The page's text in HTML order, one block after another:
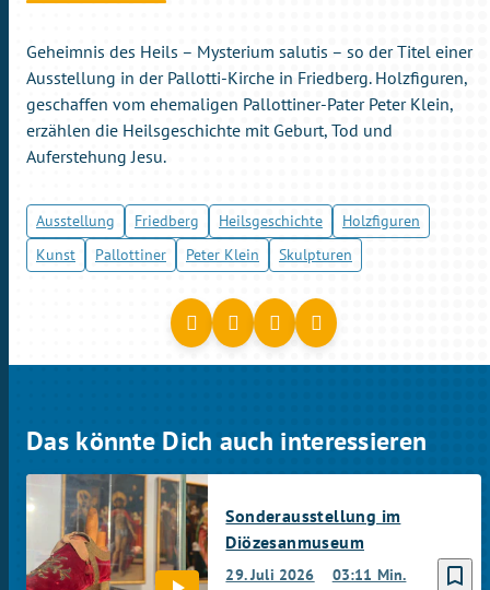
Geheimnis des Heils – Mysterium salutis – so der Titel einer
Ausstellung in der Pallotti-Kirche in Friedberg. Holzfiguren,
geschaffen vom ehemaligen Pallottiner-Pater Peter Klein,
erzählen die Heilsgeschichte mit Geburt, Tod und
Auferstehung Jesu.
Ausstellung Friedberg Heilsgeschichte
Holzfiguren
Kunst
Pallottiner Peter Klein Skulpturen
Das könnte Dich auch interessieren
bookmark_border
29. Juli 2026 03:11 Min.
Sonderausstellung im
Diözesanmuseum